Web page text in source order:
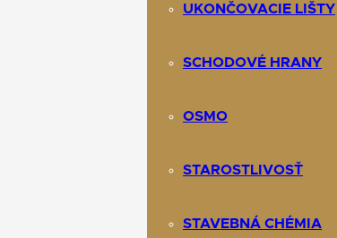
UKONČOVACIE LIŠTY
SCHODOVÉ HRANY
OSMO
STAROSTLIVOSŤ
STAVEBNÁ CHÉMIA